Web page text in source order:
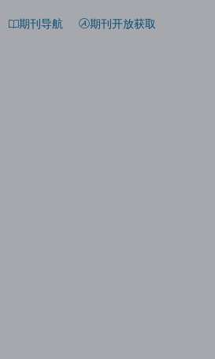
期刊导航 期刊开放获取